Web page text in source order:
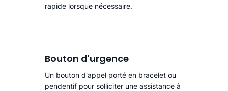
rapide lorsque nécessaire.
Bouton d'urgence
Un bouton d'appel porté en bracelet ou
pendentif pour solliciter une assistance à